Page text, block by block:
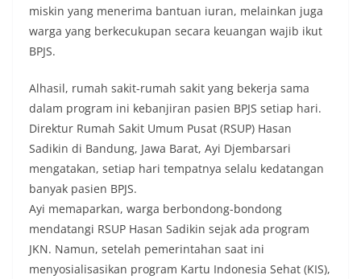
miskin yang menerima bantuan iuran, melainkan juga
warga yang berkecukupan secara keuangan wajib ikut
BPJS.
Alhasil, rumah sakit-rumah sakit yang bekerja sama
dalam program ini kebanjiran pasien BPJS setiap hari.
Direktur Rumah Sakit Umum Pusat (RSUP) Hasan
Sadikin di Bandung, Jawa Barat, Ayi Djembarsari
mengatakan, setiap hari tempatnya selalu kedatangan
banyak pasien BPJS.
Ayi memaparkan, warga berbondong-bondong
mendatangi RSUP Hasan Sadikin sejak ada program
JKN. Namun, setelah pemerintahan saat ini
menyosialisasikan program Kartu Indonesia Sehat (KIS),